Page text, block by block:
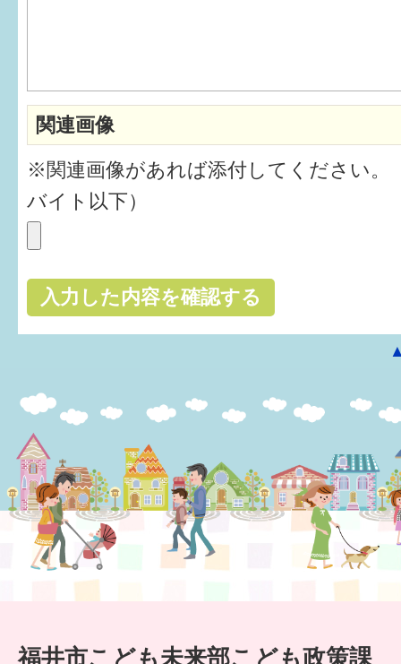
関連画像
※関連画像があれば添付してください。
バイト以下）
福井市こども未来部こども政策課
子育てマップ
イベントレポート
なるほどコラム
メールマガジン
はぐくむ.net相談コーナー
みんなの知恵袋
食育
福井市図書館オススメの本
お出かけ情報
病気・けが 基本情報
パパもママも子育て